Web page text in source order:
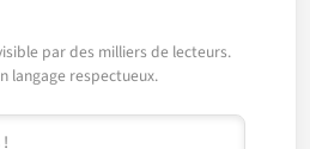
par des milliers de lecteurs.
langage respectueux.